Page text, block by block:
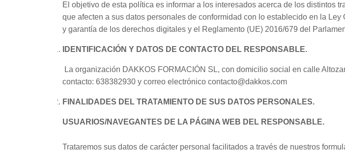
El objetivo de esta política es informar a los interesados acerca de los distintos
que afecten a sus datos personales de conformidad con lo establecido en la
y garantía de los derechos digitales y el Reglamento (UE) 2016/679 del
IDENTIFICACIÓN Y DATOS DE CONTACTO DEL RESPONSABLE.
La organización DAKKOS FORMACIÓN SL, con domicilio social en calle
contacto: 638382930 y correo electrónico contacto@dakkos.com
FINALIDADES DEL TRATAMIENTO DE SUS DATOS PERSONALES.
USUARIOS/NAVEGANTES DE LA PÁGINA WEB DEL RESPONSABLE.
Trataremos sus datos de carácter personal facilitados a través de nuestros